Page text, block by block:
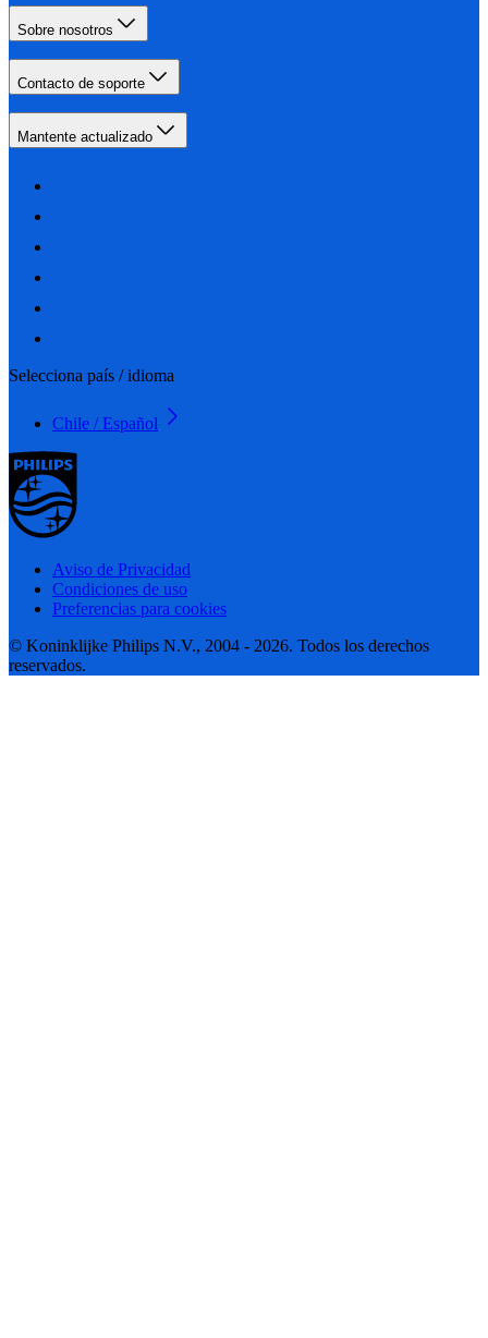
Sobre nosotros
Contacto de soporte
Mantente actualizado
Selecciona país / idioma
Chile / Español
Aviso de Privacidad
Condiciones de uso
Preferencias para cookies
© Koninklijke Philips N.V., 2004 - 2026. Todos los derechos
reservados.